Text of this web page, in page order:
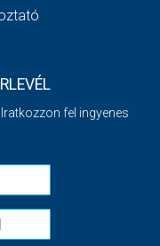
fel ingyenes